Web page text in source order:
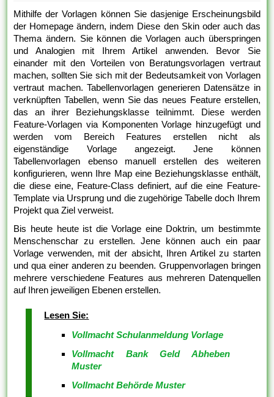
Mithilfe der Vorlagen können Sie dasjenige Erscheinungsbild
der Homepage ändern, indem Diese den Skin oder auch das
Thema ändern. Sie können die Vorlagen auch überspringen
und Analogien mit Ihrem Artikel anwenden. Bevor Sie
einander mit den Vorteilen von Beratungsvorlagen vertraut
machen, sollten Sie sich mit der Bedeutsamkeit von Vorlagen
vertraut machen. Tabellenvorlagen generieren Datensätze in
verknüpften Tabellen, wenn Sie das neues Feature erstellen,
das an ihrer Beziehungsklasse teilnimmt. Diese werden
Feature-Vorlagen via Komponenten Vorlage hinzugefügt und
werden vom Bereich Features erstellen nicht als
eigenständige Vorlage angezeigt. Jene können
Tabellenvorlagen ebenso manuell erstellen des weiteren
konfigurieren, wenn Ihre Map eine Beziehungsklasse enthält,
die diese eine, Feature-Class definiert, auf die eine Feature-
Template via Ursprung und die zugehörige Tabelle doch Ihrem
Projekt qua Ziel verweist.
Bis heute heute ist die Vorlage eine Doktrin, um bestimmte
Menschenschar zu erstellen. Jene können auch ein paar
Vorlage verwenden, mit der absicht, Ihren Artikel zu starten
und qua einer anderen zu beenden. Gruppenvorlagen bringen
mehrere verschiedene Features aus mehreren Datenquellen
auf Ihren jeweiligen Ebenen erstellen.
Lesen Sie:
Vollmacht Schulanmeldung Vorlage
Vollmacht Bank Geld Abheben
Muster
Vollmacht Behörde Muster